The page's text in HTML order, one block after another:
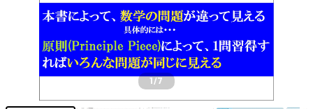
1/7